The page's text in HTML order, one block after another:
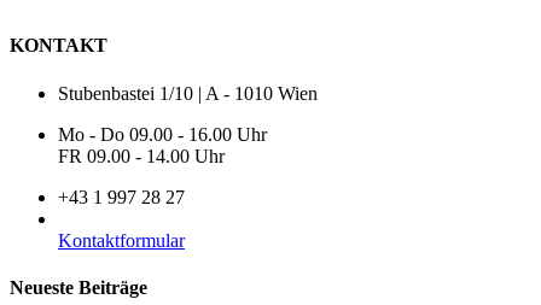
KONTAKT
Stubenbastei 1/10 | A - 1010 Wien
Mo - Do 09.00 - 16.00 Uhr
FR 09.00 - 14.00 Uhr
+43 1 997 28 27
Kontaktformular
Neueste Beiträge